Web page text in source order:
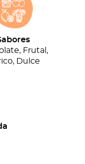
Frutal,
Dulce